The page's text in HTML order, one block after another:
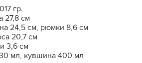
гр.
27,8 см
24,5 см, рюмки 8,6 см
20,7 см
3,6 см
мл, кувшина 400 мл